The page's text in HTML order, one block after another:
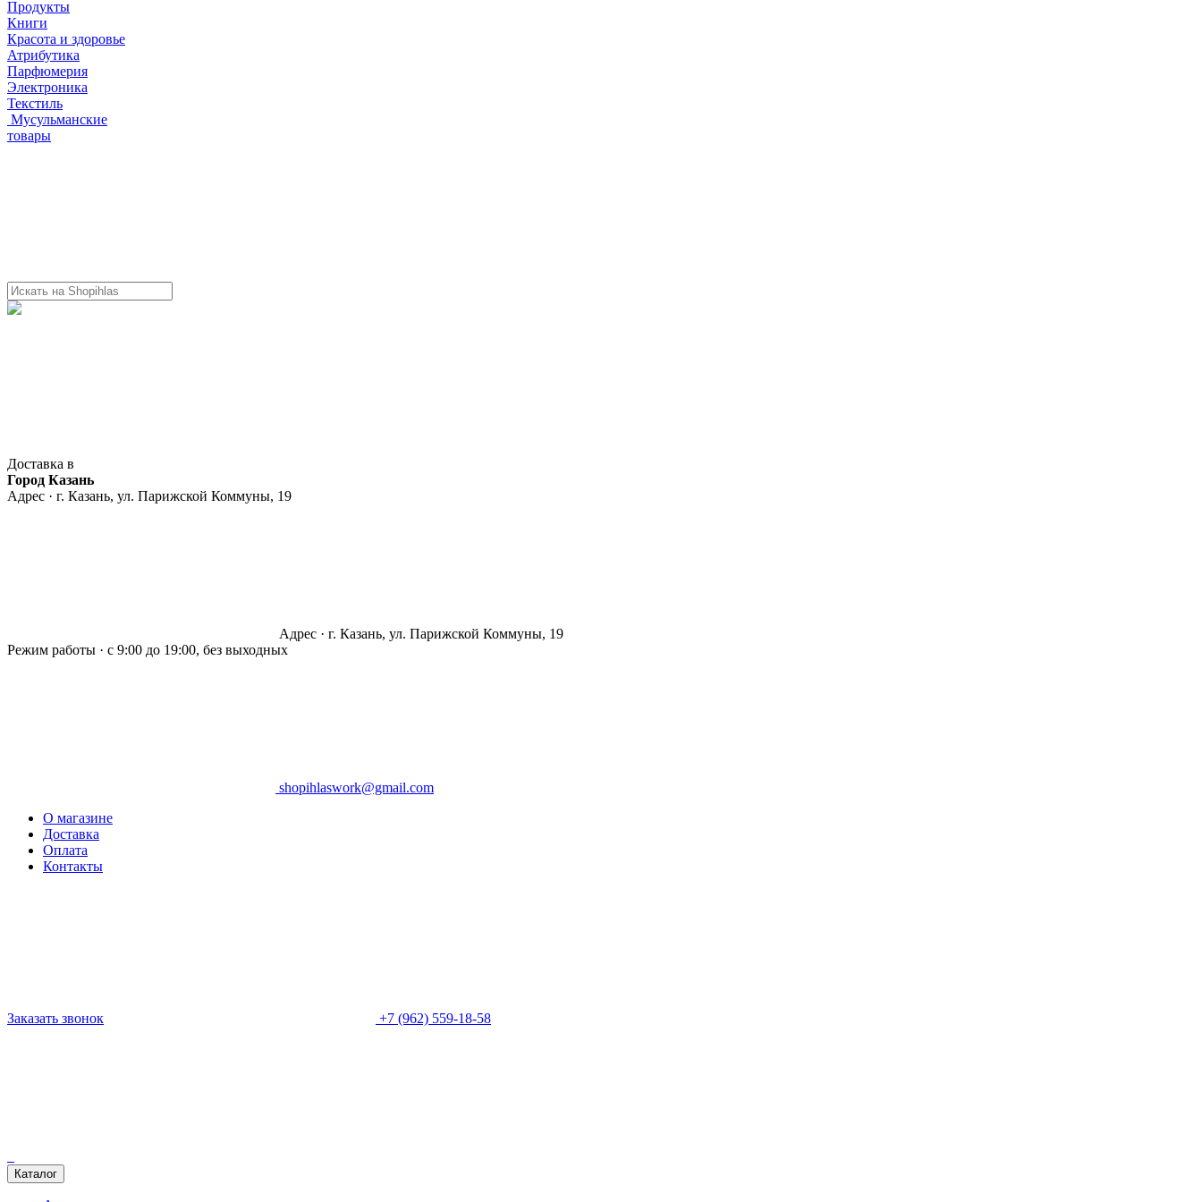
Продукты
Книги
Красота и здоровье
Атрибутика
Парфюмерия
Электроника
Текстиль
Мусульманские
товары
Доставка в
Город Казань
Адрес · г. Казань, ул. Парижской Коммуны, 19
Адрес · г. Казань, ул. Парижской Коммуны, 19
Режим работы · с 9:00 до 19:00, без выходных
shopihlaswork@gmail.com
О магазине
Доставка
Оплата
Контакты
Заказать звонок +7 (962) 559-18-58
Каталог